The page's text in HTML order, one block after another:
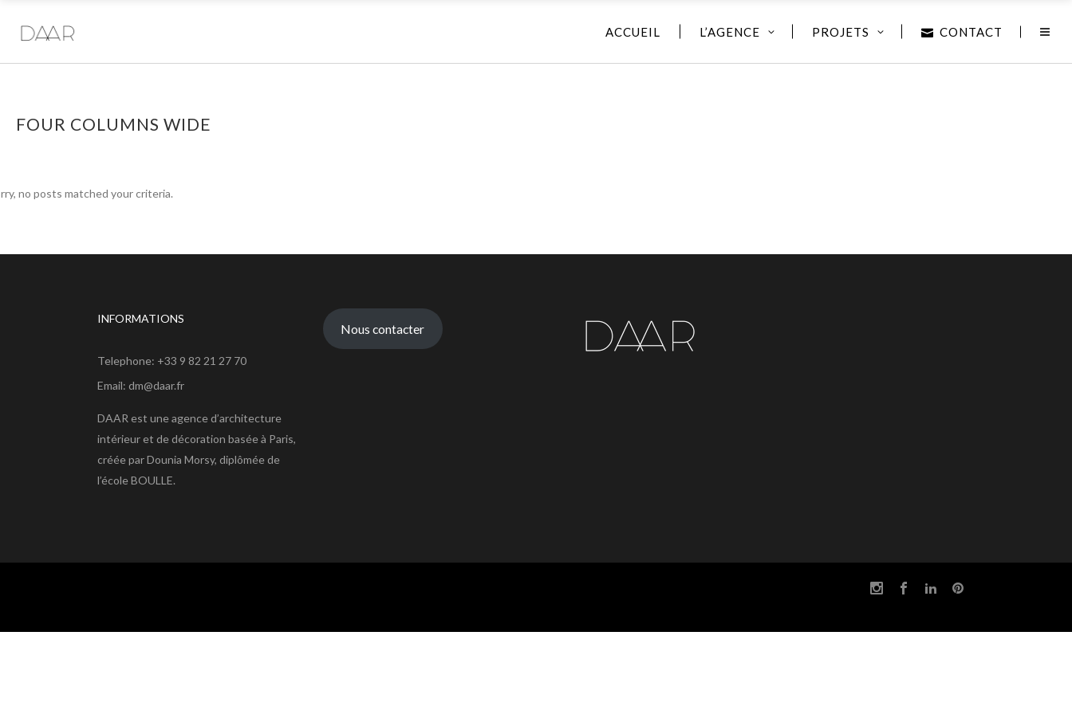
ACCUEIL L’AGENCE PROJETS CONTACT
FOUR COLUMNS WIDE
no posts matched your criteria.
INFORMATIONS
Telephone: +33 9 82 21 27 70
Email: dm@daar.fr
DAAR est une agence d’architecture
intérieur et de décoration basée à Paris,
créée par Dounia Morsy, diplômée de
l’école BOULLE.
Nous contacter